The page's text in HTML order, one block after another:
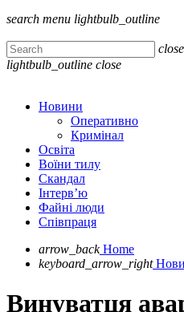
search menu lightbulb_outline
close
lightbulb_outline close
Новини
Оперативно
Кримінал
Освіта
Воїни тилу
Скандал
Інтерв’ю
Файні люди
Співпраця
arrow_back Home
keyboard_arrow_right
Винуватця